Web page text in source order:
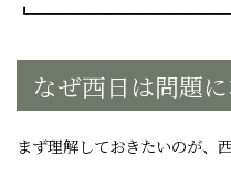
なぜ西日は問題
まず理解しておきたいのが、